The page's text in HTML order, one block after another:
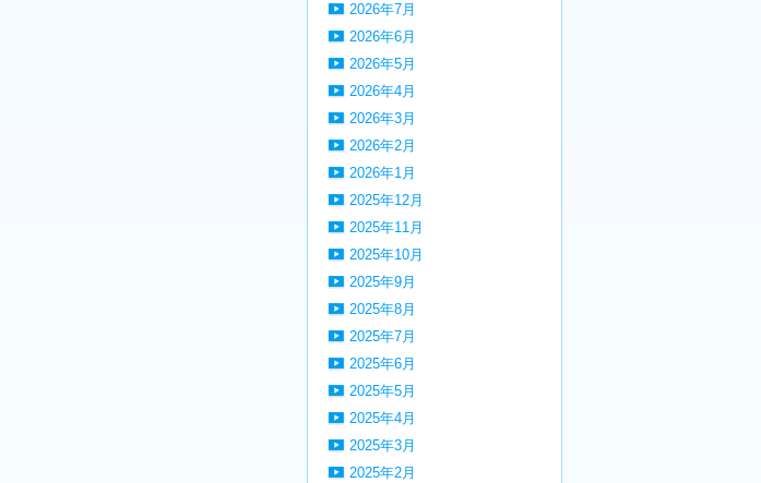
2026年7月
2026年6月
2026年5月
2026年4月
2026年3月
2026年2月
2026年1月
2025年12月
2025年11月
2025年10月
2025年9月
2025年8月
2025年7月
2025年6月
2025年5月
2025年4月
2025年3月
2025年2月